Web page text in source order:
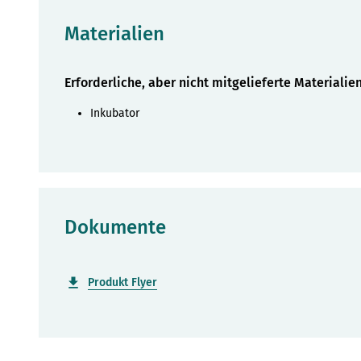
Materialien
Erforderliche, aber nicht mitgelieferte
Inkubator
Dokumente
Produkt Flyer